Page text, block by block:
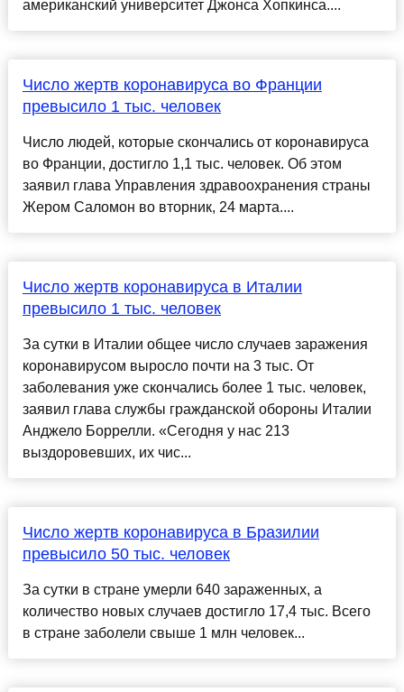
американский университет Джонса Хопкинса....
Число жертв коронавируса во Франции
превысило 1 тыс. человек
Число людей, которые скончались от коронавируса
во Франции, достигло 1,1 тыс. человек. Об этом
заявил глава Управления здравоохранения страны
Жером Саломон во вторник, 24 марта....
Число жертв коронавируса в Италии
превысило 1 тыс. человек
За сутки в Италии общее число случаев заражения
коронавирусом выросло почти на 3 тыс. От
заболевания уже скончались более 1 тыс. человек,
заявил глава службы гражданской обороны Италии
Анджело Боррелли. «Сегодня у нас 213
выздоровевших, их чис...
Число жертв коронавируса в Бразилии
превысило 50 тыс. человек
За сутки в стране умерли 640 зараженных, а
количество новых случаев достигло 17,4 тыс. Всего
в стране заболели свыше 1 млн человек...